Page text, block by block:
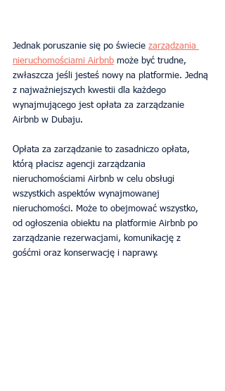
Jednak poruszanie się po świecie zarządzania
nieruchomościami Airbnb może być trudne,
zwłaszcza jeśli jesteś nowy na platformie. Jedną
z najważniejszych kwestii dla każdego
wynajmującego jest opłata za zarządzanie
Airbnb w Dubaju.
Opłata za zarządzanie to zasadniczo opłata,
którą płacisz agencji zarządzania
nieruchomościami Airbnb w celu obsługi
wszystkich aspektów wynajmowanej
nieruchomości. Może to obejmować wszystko,
od ogłoszenia obiektu na platformie Airbnb po
zarządzanie rezerwacjami, komunikację z
gośćmi oraz konserwację i naprawy.